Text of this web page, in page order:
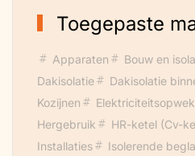
weg naar
afvalstromen.
Toegepaste
Apparaten Bouw en
Dakisolatie
Dakisolatie
Kozijnen
Hergebruik
HR-ketel (Cv-
Installaties
Isolerende